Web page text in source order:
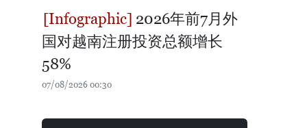
2026年前7月外
国对越南注册投资总额增长
58%
07/08/2026 00:30